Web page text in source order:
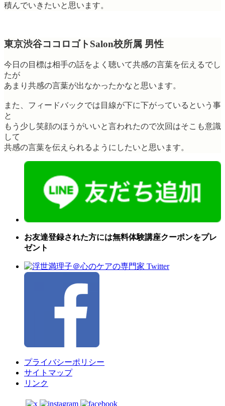
積んでいきたいと思います。
東京渋谷ココロゴトSalon校所属 男性
今日の目標は相手の話をよく聴いて共感の言葉を伝えるでし
たが
あまり共感の言葉が出なかったかなと思います。
また、フィードバックでは目線が下に下がっているという事
と
もう少し笑顔のほうがいいと言われたので次回はそこも意識
して
共感の言葉を伝えられるようにしたいと思います。
お友達登録された方には無料体験講座クーポンをプレ
ゼント
プライバシーポリシー
サイトマップ
リンク